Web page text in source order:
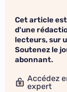
Cet article
d'une
lecteurs, sur
Soutenez le
abonnant.
Accédez
expert